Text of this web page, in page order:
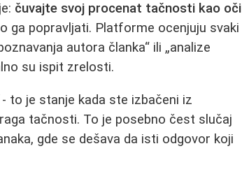
čuvajte svoj procenat tačnosti kao oči
ga popravljati. Platforme ocenjuju svaki
autora članka“ ili „analize
su ispit zrelosti.
to je stanje kada ste izbačeni iz
tačnosti. To je posebno čest slučaj
gde se dešava da isti odgovor koji